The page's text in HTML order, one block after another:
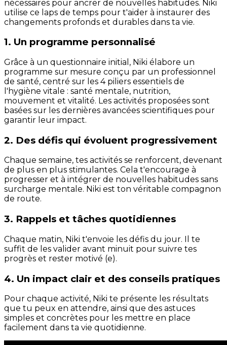
nécessaires pour ancrer de nouvelles habitudes. Niki
utilise ce laps de temps pour t'aider à instaurer des
changements profonds et durables dans ta vie.
1. Un programme personnalisé
Grâce à un questionnaire initial, Niki élabore un
programme sur mesure conçu par un professionnel
de santé, centré sur les 4 piliers essentiels de
l'hygiène vitale : santé mentale, nutrition,
mouvement et vitalité. Les activités proposées sont
basées sur les dernières avancées scientifiques pour
garantir leur impact.
2. Des défis qui évoluent progressivement
Chaque semaine, tes activités se renforcent, devenant
de plus en plus stimulantes. Cela t'encourage à
progresser et à intégrer de nouvelles habitudes sans
surcharge mentale. Niki est ton véritable compagnon
de route.
3. Rappels et tâches quotidiennes
Chaque matin, Niki t'envoie les défis du jour. Il te
suffit de les valider avant minuit pour suivre tes
progrès et rester motivé (e).
4. Un impact clair et des conseils pratiques
Pour chaque activité, Niki te présente les résultats
que tu peux en attendre, ainsi que des astuces
simples et concrètes pour les mettre en place
facilement dans ta vie quotidienne.